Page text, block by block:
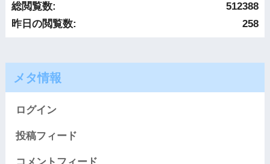
512388
総閲覧数:
258
昨日の閲覧数:
メタ情報
ログイン
投稿フィード